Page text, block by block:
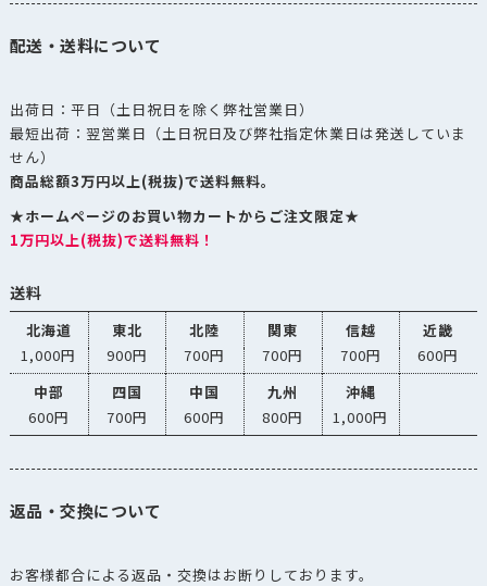
配送・送料について
出荷日：平日（土日祝日を除く弊社営業日）
最短出荷：翌営業日（土日祝日及び弊社指定休業日は発送していま
せん）
商品総額3万円以上(税抜)で送料無料。
★ホームページのお買い物カートからご注文限定★
1万円以上(税抜)で送料無料！
送料
北海道 東北 北陸 関東 信越
近畿
1,000円
900円 700円 700円 700円
600円
中部
四国 中国 九州
沖縄
600円
700円 600円 800円 1,000円
返品・交換について
お客様都合による返品・交換はお断りしております。